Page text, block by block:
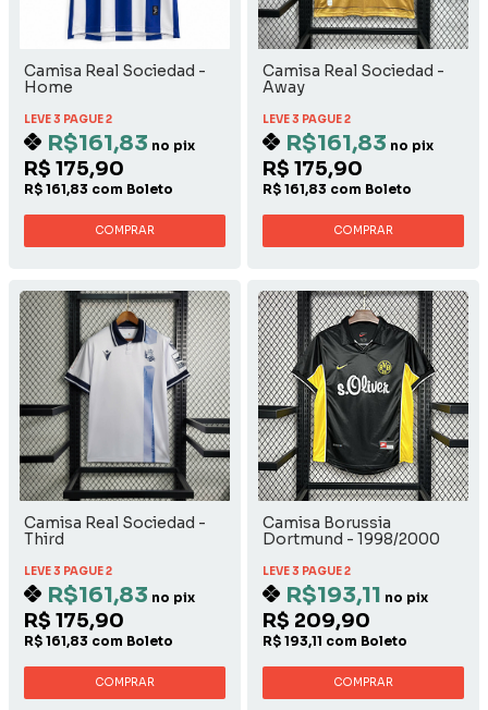
Camisa Real Sociedad -
Home
LEVE 3 PAGUE 2
R$161,83 no pix
R$ 175,90
R$ 161,83 com Boleto
COMPRAR
Camisa Real Sociedad -
Away
LEVE 3 PAGUE 2
R$161,83 no pix
R$ 175,90
R$ 161,83 com Boleto
COMPRAR
Camisa Real Sociedad -
Third
LEVE 3 PAGUE 2
R$161,83 no pix
R$ 175,90
R$ 161,83 com Boleto
COMPRAR
Camisa Borussia
Dortmund - 1998/2000
LEVE 3 PAGUE 2
R$193,11 no pix
R$ 209,90
R$ 193,11 com Boleto
COMPRAR